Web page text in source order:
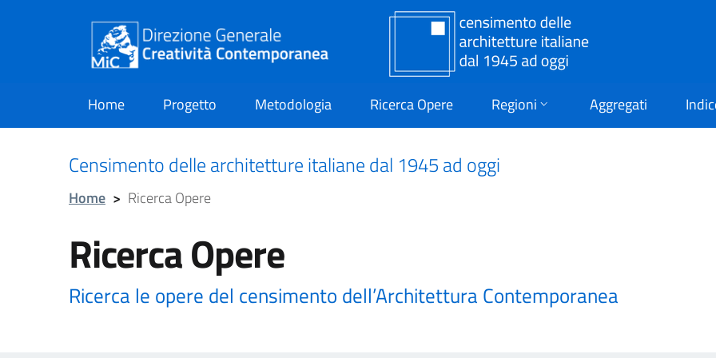
Home
current Progetto Metodologia Ricerca Opere Regioni Aggregati
Censimento delle architetture italiane dal 1945 ad oggi
Home > Ricerca Opere
Ricerca Opere
Ricerca le opere del censimento dell’Architettura Contemporanea